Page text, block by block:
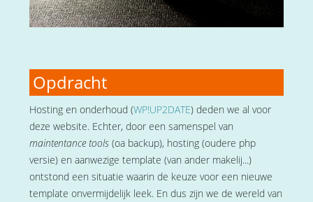
Opdracht
Hosting en onderhoud (WP!UP2DATE) deden we al voor
deze website. Echter, door een samenspel van
maintentance tools (oa backup), hosting (oudere php
versie) en aanwezige template (van ander makelij...)
ontstond een situatie waarin de keuze voor een nieuwe
template onvermijdelijk leek. En dus zijn we de wereld van